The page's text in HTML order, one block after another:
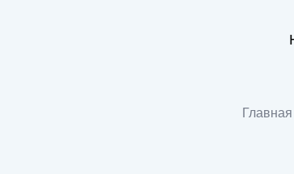
Главная